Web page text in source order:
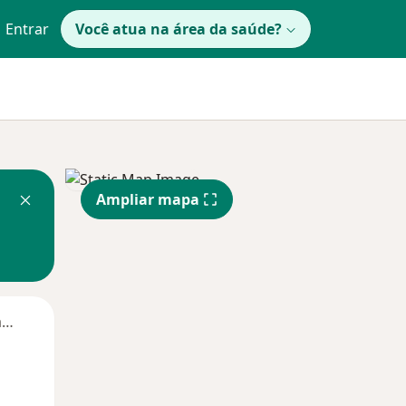
Entrar Você atua na área da saúde?
Segunda-feira
Ampliar mapa